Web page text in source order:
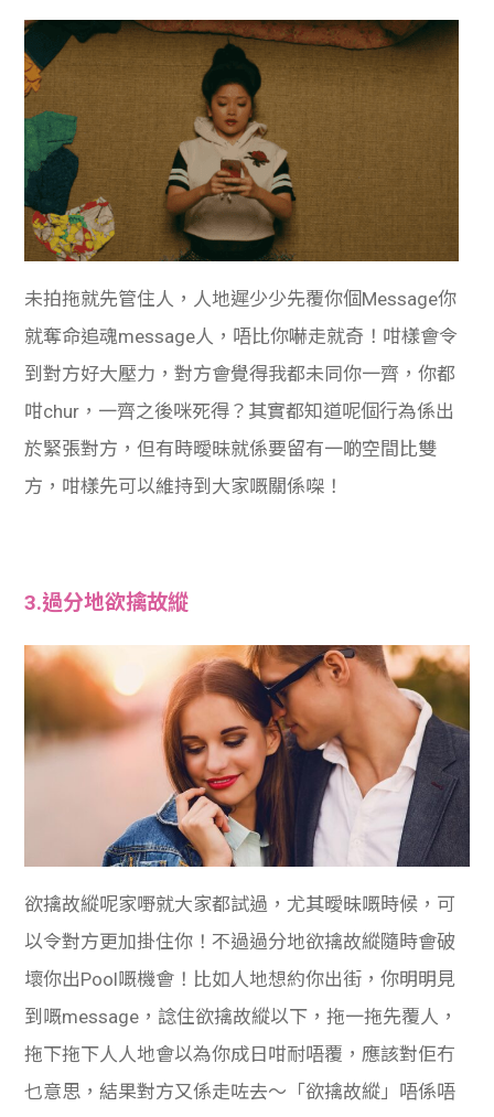
未拍拖就先管住人，人地遲少少先覆你個Message你
就奪命追魂message人，唔比你嚇走就奇！咁樣會令
到對方好大壓力，對方會覺得我都未同你一齊，你都
咁chur，一齊之後咪死得？其實都知道呢個行為係出
於緊張對方，但有時曖昧就係要留有一啲空間比雙
方，咁樣先可以維持到大家嘅關係㗎！
3.過分地欲擒故縱
欲擒故縱呢家嘢就大家都試過，尤其曖昧嘅時候，可
以令對方更加掛住你！不過過分地欲擒故縱隨時會破
壞你出Pool嘅機會！比如人地想約你出街，你明明見
到嘅message，諗住欲擒故縱以下，拖一拖先覆人，
拖下拖下人人地會以為你成日咁耐唔覆，應該對佢冇
乜意思，結果對方又係走咗去～「欲擒故縱」唔係唔